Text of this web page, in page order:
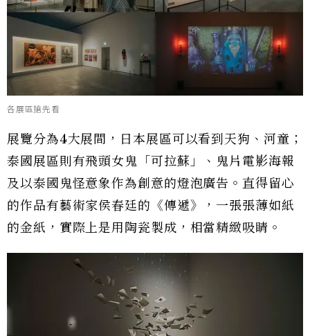
各展區搶先看
展覽分為4大展間，日本展區可以看到天狗、河童；
泰國展區則有飛頭女鬼「可拉蘇」、鬼片電影海報
及以泰國鬼怪意象作為創意的燈泡廣告。直得留心
的作品有藝術家侯春廷的《傳遞》，一張張薄如紙
的金紙，實際上是用陶瓷製成，相當精緻吸睛。